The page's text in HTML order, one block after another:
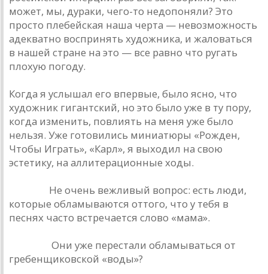
может, мы, дураки, чего-то недопоняли? Это
просто плебейская наша черта — невозможность
адекватно воспринять художника, и жаловаться
в нашей стране на это — все равно что ругать
плохую погоду.
Когда я услышал его впервые, было ясно, что
художник гигантский, но это было уже в ту пору,
когда изменить, повлиять на меня уже было
нельзя. Уже готовились миниатюры «Рожден,
Чтобы Играть», «Карл», я выходил на свою
эстетику, на аллитерационные ходы.
Не очень вежливый вопрос: есть люди,
которые обламываются оттого, что у тебя в
песнях часто встречается слово «мама».
Они уже перестали обламываться от
гребенщиковской «воды»?